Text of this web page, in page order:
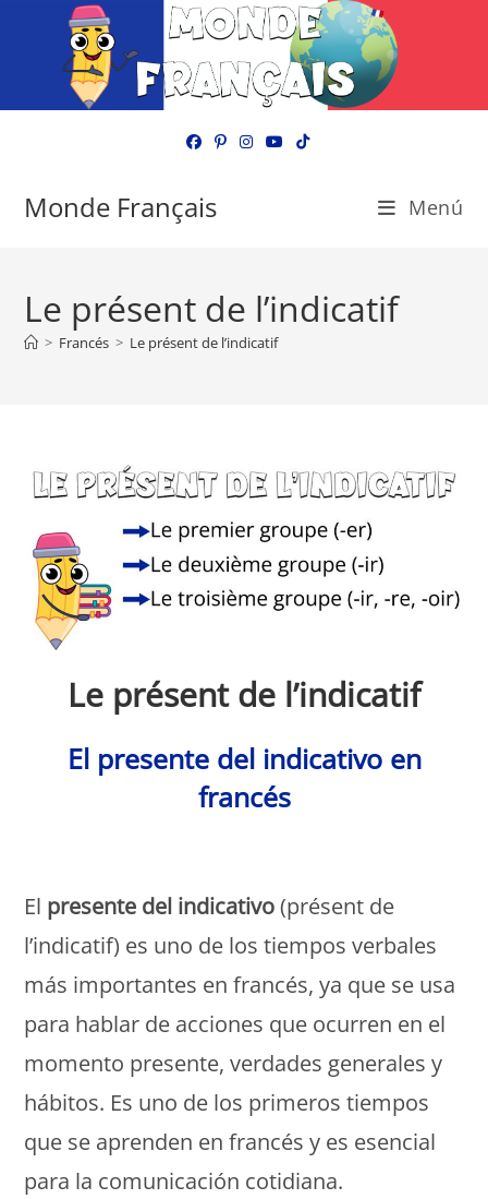
Monde Français Menú
Le présent de l’indicatif
> Francés > Le présent de l’indicatif
Le présent de l’indicatif
El presente del indicativo en
francés
El presente del indicativo(présent de
l’indicatif) es uno de los tiempos verbales
más importantes en francés, ya que se usa
para hablar de acciones que ocurren en el
momento presente, verdades generales y
hábitos. Es uno de los primeros tiempos
que se aprenden en francés y es esencial
para la comunicación cotidiana.